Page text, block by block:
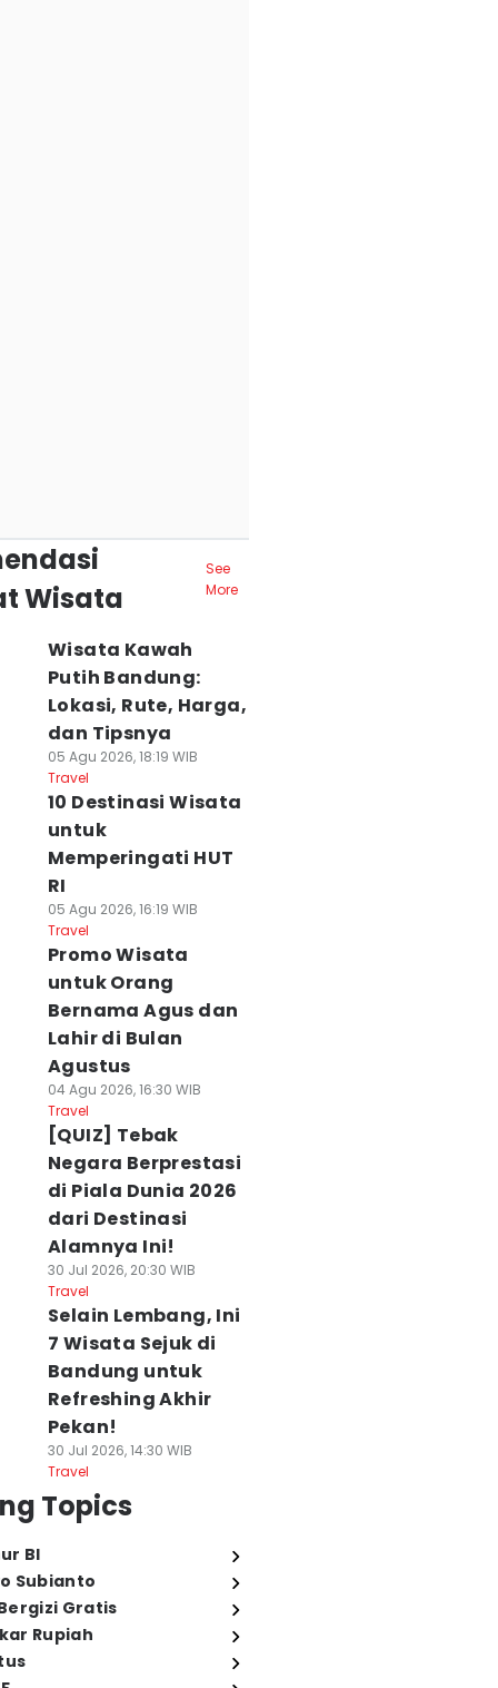
Wisata
See
More
Wisata Kawah
Putih Bandung:
Lokasi, Rute, Harga,
dan Tipsnya
05 Agu 2026, 18:19 WIB
Travel
10 Destinasi Wisata
untuk
Memperingati HUT
RI
05 Agu 2026, 16:19 WIB
Travel
Promo Wisata
untuk Orang
Bernama Agus dan
Lahir di Bulan
Agustus
04 Agu 2026, 16:30 WIB
Travel
[QUIZ] Tebak
Negara Berprestasi
di Piala Dunia 2026
dari Destinasi
Alamnya Ini!
30 Jul 2026, 20:30 WIB
Travel
Selain Lembang, Ini
7 Wisata Sejuk di
Bandung untuk
Refreshing Akhir
Pekan!
30 Jul 2026, 14:30 WIB
Travel
Topics
BI
Subianto
Gratis
Rupiah